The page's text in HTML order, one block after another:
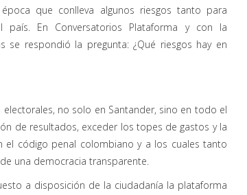
que conlleva algunos riesgos tanto para
En Conversatorios Plataforma y con la
se respondió la pregunta: ¿Qué riesgos hay en
no solo en Santander, sino en todo el
de resultados, exceder los topes de gastos y la
código penal colombiano y a los cuales tanto
una democracia transparente.
a disposición de la ciudadanía la plataforma